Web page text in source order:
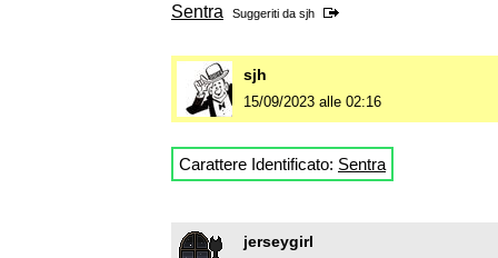
Sentra Suggeriti da sjh
sjh
15/09/2023 alle 02:16
Carattere Identificato: Sentra
jerseygirl